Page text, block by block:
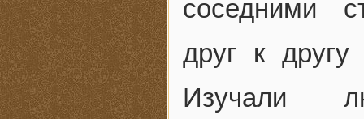
соседними
друг к
Изучали